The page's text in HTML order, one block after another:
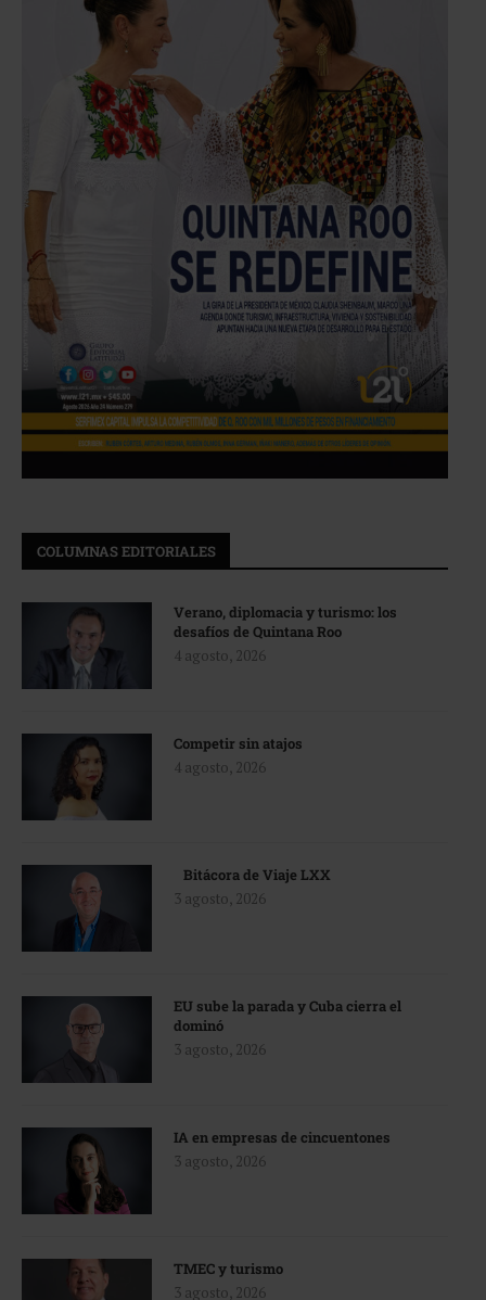
COLUMNAS EDITORIALES
Verano, diplomacia y turismo: los
desafíos de Quintana Roo
4 agosto, 2026
Competir sin atajos
4 agosto, 2026
Bitácora de Viaje LXX
3 agosto, 2026
EU sube la parada y Cuba cierra el
dominó
3 agosto, 2026
IA en empresas de cincuentones
3 agosto, 2026
TMEC y turismo
3 agosto, 2026